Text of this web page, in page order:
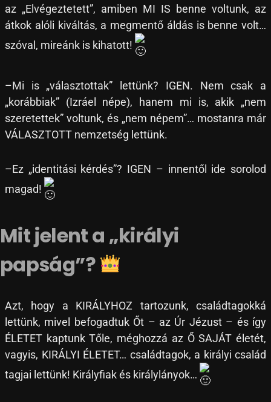
az „Elvégeztetett”, amiben MI IS benne voltunk, az
átkok alóli kiváltás, a megmentő áldás is benne volt…
szóval, mireánk is kihatott!
–Mi is „választottak” lettünk? IGEN. Nem csak a
„korábbiak” (Izráel népe), hanem mi is, akik „nem
szeretettek” voltunk, és „nem népem”… mostanra már
VÁLASZTOTT nemzetség lettünk.
–Ez „identitási kérdés”? IGEN – innentől ide sorolod
magad!
Mit jelent a „királyi
papság”?
Azt, hogy a KIRÁLYHOZ tartozunk, családtagokká
lettünk, mivel befogadtuk Őt – az Úr Jézust – és így
ÉLETET kaptunk Tőle, méghozzá az Ő SAJÁT életét,
vagyis, KIRÁLYI ÉLETET… családtagok, a királyi család
tagjai lettünk! Királyfiak és királylányok…